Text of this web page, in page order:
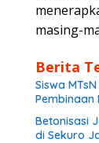
masing-
Berita
Siswa
Pembinaan
Betonisasi
di Sekuro